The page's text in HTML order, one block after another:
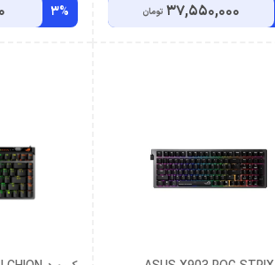
37,550,000 تومان 3%